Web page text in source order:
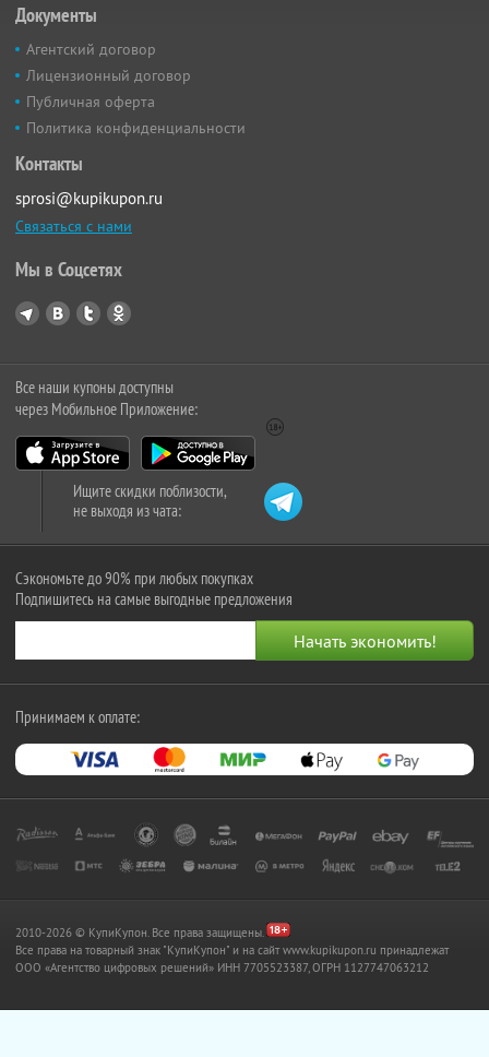
Документы
Агентский договор
Лицензионный договор
Публичная оферта
Политика конфиденциальности
Контакты
sprosi@kupikupon.ru
Связаться с нами
Мы в Соцсетях
Все наши купоны доступны
через Мобильное Приложение:
Ищите скидки поблизости,
не выходя из чата:
Сэкономьте до 90% при любых покупках
Подпишитесь на самые выгодные предложения
Принимаем к оплате:
2010-2026 © КупиКупон. Все права защищены.
Все права на товарный знак "КупиКупон" и на сайт www.kupikupon.ru принадлежат
OOO «Агентство цифровых решений» ИНН 7705523387, ОГРН 1127747063212